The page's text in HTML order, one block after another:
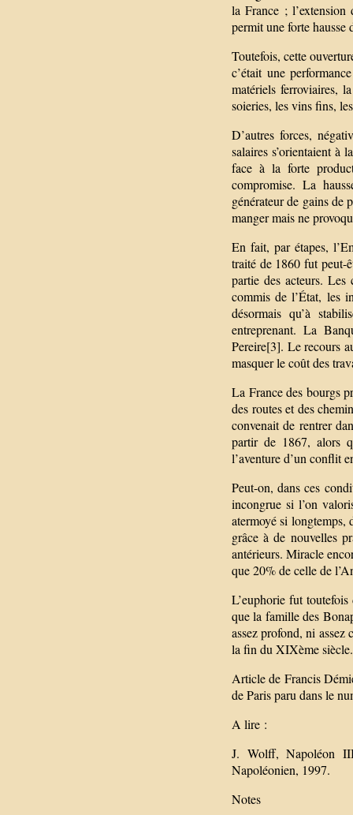
la France ;
permit une forte hausse
Toutefois, cette
c’était une
matériels ferroviaires,
soieries, les vins fins,
D’autres forces,
salaires s’orientaient à
face à la forte
compromise. La
générateur de gains de
manger mais ne
En fait, par étapes,
traité de 1860 fut peut-
partie des acteurs.
commis de l’État, les
désormais qu’à
entreprenant. La
Pereire[3]. Le recours
masquer le coût des
La France des bourgs
des routes et des
convenait de rentrer
partir de 1867, alors
l’aventure d’un conflit
Peut-on, dans ces
incongrue si l’on
atermoyé si longtemps,
grâce à de nouvelles
antérieurs. Miracle
que 20% de celle de
L’euphorie fut
que la famille des
assez profond, ni assez
la fin du XIXème siècle.
Article de Francis
de Paris paru dans le
A lire :
J. Wolff, Napoléon
Napoléonien, 1997.
Notes